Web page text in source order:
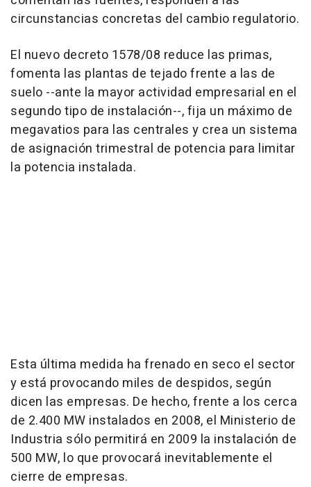
circunstancias concretas del cambio regulatorio.
El nuevo decreto 1578/08 reduce las primas,
fomenta las plantas de tejado frente a las de
suelo --ante la mayor actividad empresarial en el
segundo tipo de instalación--, fija un máximo de
megavatios para las centrales y crea un sistema
de asignación trimestral de potencia para limitar
la potencia instalada.
Esta última medida ha frenado en seco el sector
y está provocando miles de despidos, según
dicen las empresas. De hecho, frente a los cerca
de 2.400 MW instalados en 2008, el Ministerio de
Industria sólo permitirá en 2009 la instalación de
500 MW, lo que provocará inevitablemente el
cierre de empresas.